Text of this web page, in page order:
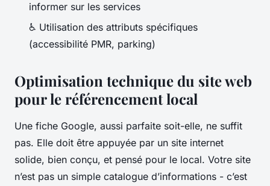
informer sur les services
♿ Utilisation des attributs spécifiques
(accessibilité PMR, parking)
Optimisation technique du site web
pour le référencement local
Une fiche Google, aussi parfaite soit-elle, ne suffit
pas. Elle doit être appuyée par un site internet
solide, bien conçu, et pensé pour le local. Votre site
n’est pas un simple catalogue d’informations - c’est